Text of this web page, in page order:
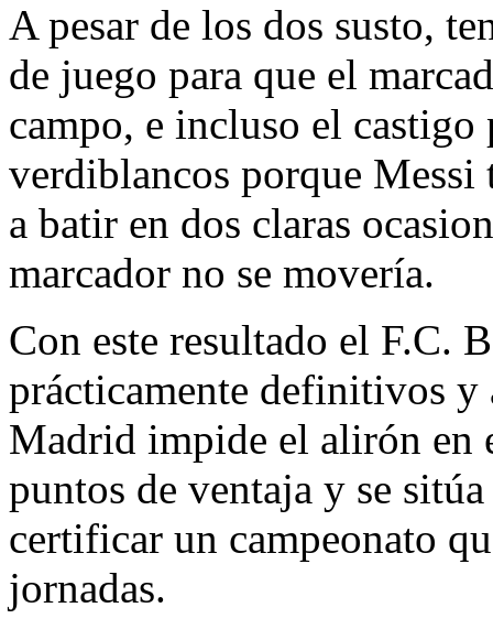
A pesar de los dos susto,
de juego para que el
campo, e incluso el
verdiblancos porque
a batir en dos claras
marcador no se movería.
Con este resultado el F.C.
prácticamente definitivos
Madrid impide el alirón en
puntos de ventaja y se
certificar un campeonato
jornadas.